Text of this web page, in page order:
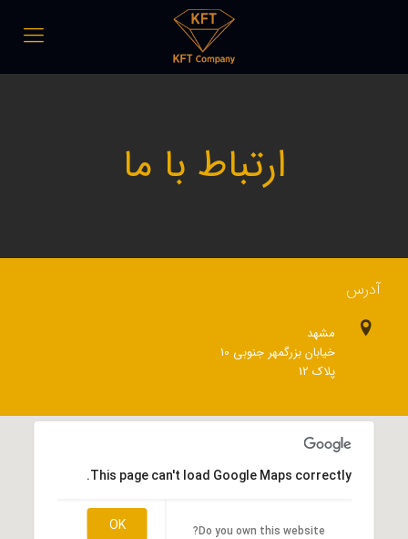
ارتباط با ما
آدرس
مشهد
خیابان بزرگمهر جنوبی 10
پلاک 12
This page can't load Google Maps correctly.
Do you own this website?
OK